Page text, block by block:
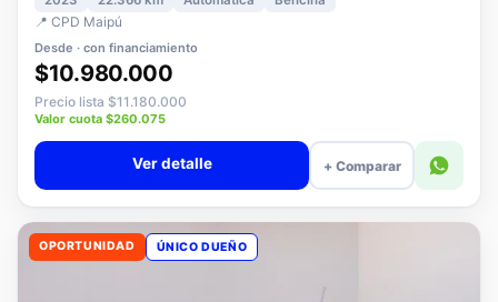
2023 22.366 km
📍 CPD Maipú
Desde · con financiamiento
$10.980.000
Precio lista $11.180.000
Valor cuota $260.075
+ Comparar
OPORTUNIDAD